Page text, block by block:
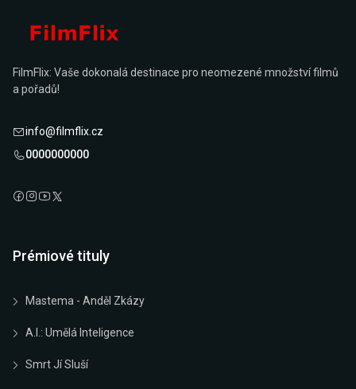
FilmFlix: Vaše dokonalá destinace pro neomezené množství filmů
a pořadů!
info@filmflix.cz
0000000000
Prémiové tituly
Mastema - Anděl Zkázy
A.I.: Umělá Inteligence
Smrt Jí Sluší